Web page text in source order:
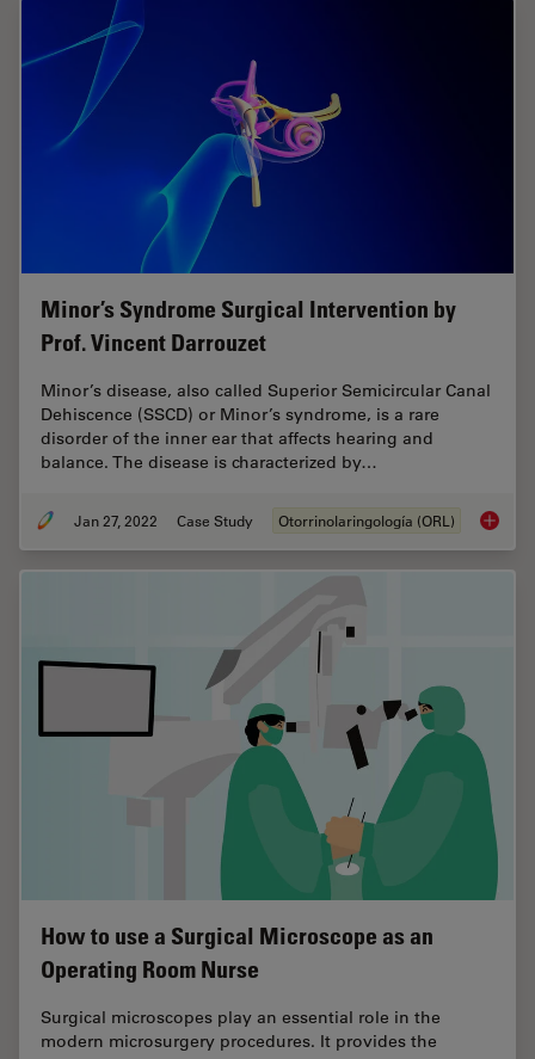
Minor’s Syndrome Surgical Intervention by
Prof. Vincent Darrouzet
Minor’s disease, also called Superior Semicircular Canal
Dehiscence (SSCD) or Minor’s syndrome, is a rare
disorder of the inner ear that affects hearing and
balance. The disease is characterized by…
Jan 27, 2022 Case Study Otorrinolaringología (ORL)
How to use a Surgical Microscope as an
Operating Room Nurse
Surgical microscopes play an essential role in the
modern microsurgery procedures. It provides the